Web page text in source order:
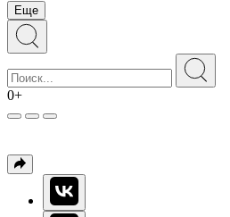
Еще
0+